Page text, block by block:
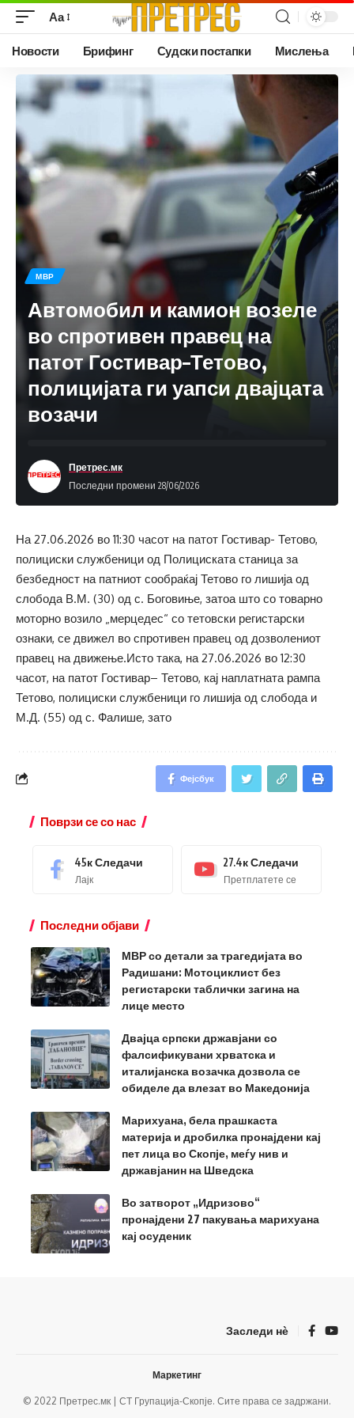
Аа
Новости Брифинг Судски постапки Мислења
МВР
Автомобил и камион возеле
во спротивен правец на
патот Гостивар–Тетово,
полицијата ги уапси двајцата
возачи
Последни промени 28/06/2026
Претрес.мк
На 27.06.2026 во 11:30 часот на патот Гостивар- Тетово,
полициски службеници од Полициската станица за
безбедност на патниот сообраќај Тетово го лишија од
слобода В.М. (30) од с. Боговиње, затоа што со товарно
моторно возило „мерцедес“ со тетовски регистарски
ознаки, се движел во спротивен правец од дозволениот
правец на движење.Исто така, на 27.06.2026 во 12:30
часот, на патот Гостивар– Тетово, кај наплатната рампа
Тетово, полициски службеници го лишија од слобода и
М.Д. (55) од с. Фалише, зато
Фејсбук
Поврзи се со нас
45кСледачи
Лајк
27.4кСледачи
Претплатете се
Последни објави
МВР со детали за трагедијата во
Радишани: Мотоциклист без
регистарски таблички загина на
лице место
Двајца српски државјани со
фалсификувани хрватска и
италијанска возачка дозвола се
обиделе да влезат во Македонија
Марихуана, бела прашкаста
материја и дробилка пронајдени кај
пет лица во Скопје, меѓу нив и
државјанин на Шведска
Во затворот „Идризово“
пронајдени 27 пакувања марихуана
кај осуденик
Заследи нѐ
© 2022 Претрес.мк | СТ Групација-Скопје. Сите права се задржани.
Маркетинг